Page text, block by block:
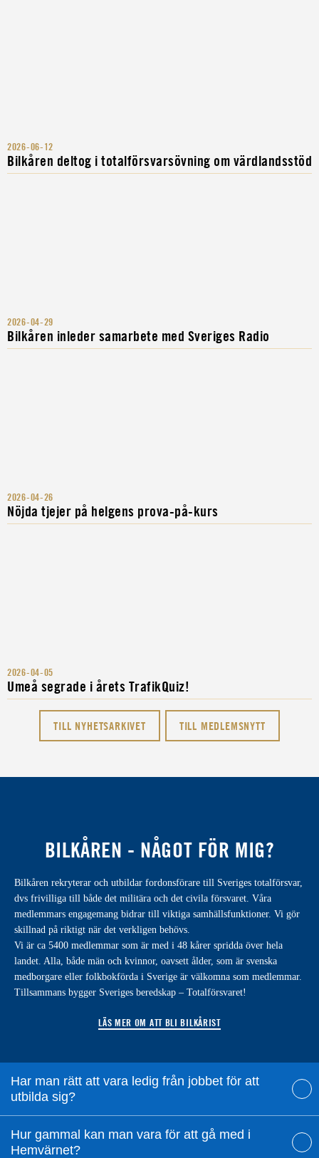
2026-06-12
Bilkåren deltog i totalförsvarsövning om värdlandsstöd
2026-04-29
Bilkåren inleder samarbete med Sveriges Radio
2026-04-26
Nöjda tjejer på helgens prova-på-kurs
2026-04-05
Umeå segrade i årets TrafikQuiz!
TILL NYHETSARKIVET TILL MEDLEMSNYTT
BILKÅREN - NÅGOT FÖR MIG?
Bilkåren rekryterar och utbildar fordonsförare till Sveriges totalförsvar,
dvs frivilliga till både det militära och det civila försvaret. Våra
medlemmars engagemang bidrar till viktiga samhällsfunktioner. Vi gör
skillnad på riktigt när det verkligen behövs.
Vi är ca 5400 medlemmar som är med i 48 kårer spridda över hela
landet. Alla, både män och kvinnor, oavsett ålder, som är svenska
medborgare eller folkbokförda i Sverige är välkomna som medlemmar.
Tillsammans bygger Sveriges beredskap – Totalförsvaret!
LÄS MER OM ATT BLI BILKÅRIST
Har man rätt att vara ledig från jobbet för att
utbilda sig?
Hur gammal kan man vara för att gå med i
Hemvärnet?